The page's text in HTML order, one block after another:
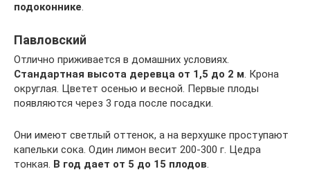
подоконнике.
Павловский
Отлично приживается в домашних условиях.
Стандартная высота деревца от 1,5 до 2 м. Крона
округлая. Цветет осенью и весной. Первые плоды
появляются через 3 года после посадки.
Они имеют светлый оттенок, а на верхушке проступают
капельки сока. Один лимон весит 200-300 г. Цедра
тонкая. В год дает от 5 до 15 плодов.